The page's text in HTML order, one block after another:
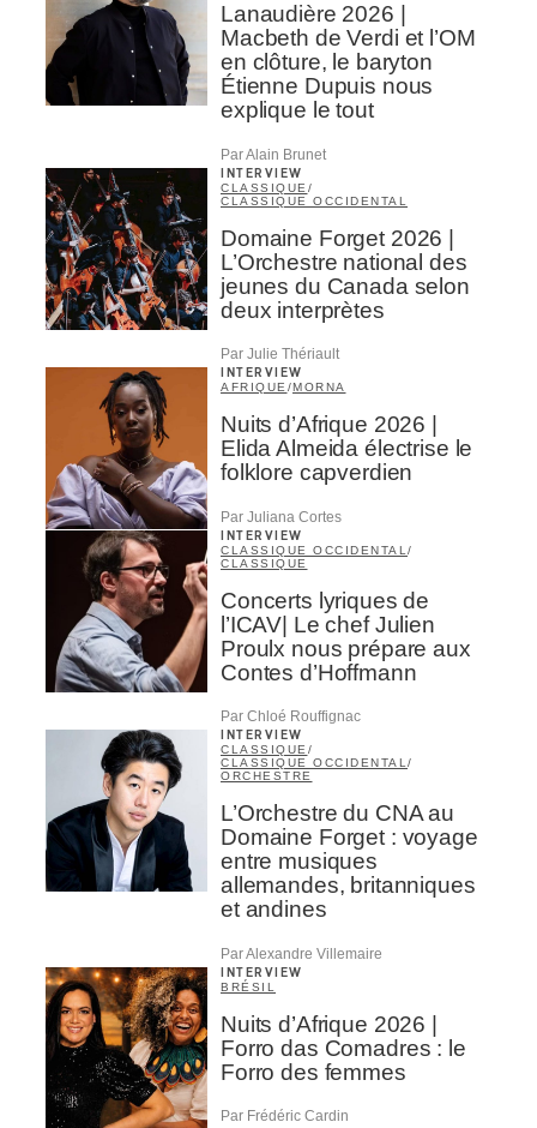
Lanaudière 2026 |
Macbeth de Verdi et l’OM
en clôture, le baryton
Étienne Dupuis nous
explique le tout
Par Alain Brunet
INTERVIEW
CLASSIQUE /
CLASSIQUE OCCIDENTAL
Domaine Forget 2026 |
L’Orchestre national des
jeunes du Canada selon
deux interprètes
Par Julie Thériault
INTERVIEW
AFRIQUE/MORNA
Nuits d’Afrique 2026 |
Elida Almeida électrise le
folklore capverdien
Par Juliana Cortes
INTERVIEW
CLASSIQUE OCCIDENTAL /
CLASSIQUE
Concerts lyriques de
l’ICAV| Le chef Julien
Proulx nous prépare aux
Contes d’Hoffmann
Par Chloé Rouffignac
INTERVIEW
CLASSIQUE /
CLASSIQUE OCCIDENTAL /
ORCHESTRE
L’Orchestre du CNA au
Domaine Forget : voyage
entre musiques
allemandes, britanniques
et andines
Par Alexandre Villemaire
INTERVIEW
BRÉSIL
Nuits d’Afrique 2026 |
Forro das Comadres : le
Forro des femmes
Par Frédéric Cardin